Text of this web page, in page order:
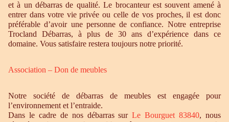
et à un débarras de qualité. Le brocanteur est souvent amené à
entrer dans votre vie privée ou celle de vos proches, il est donc
préférable d’avoir une personne de confiance. Notre entreprise
Trocland Débarras, à plus de 30 ans d’expérience dans ce
domaine. Vous satisfaire restera toujours notre priorité.
Association – Don de meubles
Notre société de débarras de meubles est engagée pour
l’environnement et l’entraide.
Dans le cadre de nos débarras surLe Bourguet 83840, nous